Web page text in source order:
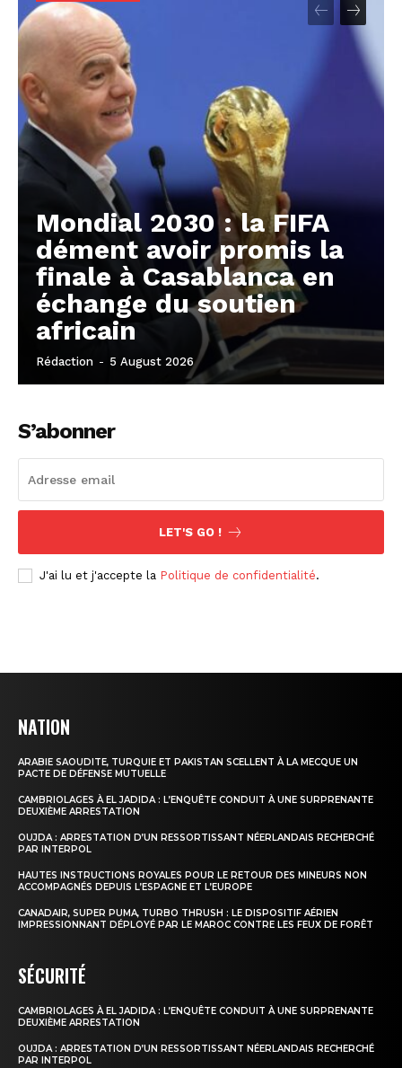
Mondial 2030 : la FIFA
dément avoir promis la
finale à Casablanca en
échange du soutien
africain
Rédaction - 5 August 2026
S’abonner
LET'S GO !
J'ai lu et j'accepte la Politique de confidentialité.
NATION
ARABIE SAOUDITE, TURQUIE ET PAKISTAN SCELLENT À LA MECQUE UN
PACTE DE DÉFENSE MUTUELLE
CAMBRIOLAGES À EL JADIDA : L’ENQUÊTE CONDUIT À UNE SURPRENANTE
DEUXIÈME ARRESTATION
OUJDA : ARRESTATION D’UN RESSORTISSANT NÉERLANDAIS RECHERCHÉ
PAR INTERPOL
HAUTES INSTRUCTIONS ROYALES POUR LE RETOUR DES MINEURS NON
ACCOMPAGNÉS DEPUIS L’ESPAGNE ET L’EUROPE
CANADAIR, SUPER PUMA, TURBO THRUSH : LE DISPOSITIF AÉRIEN
IMPRESSIONNANT DÉPLOYÉ PAR LE MAROC CONTRE LES FEUX DE FORÊT
SÉCURITÉ
CAMBRIOLAGES À EL JADIDA : L’ENQUÊTE CONDUIT À UNE SURPRENANTE
DEUXIÈME ARRESTATION
OUJDA : ARRESTATION D’UN RESSORTISSANT NÉERLANDAIS RECHERCHÉ
PAR INTERPOL